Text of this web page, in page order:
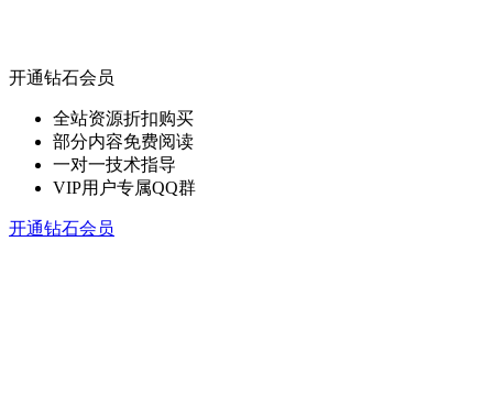
开通钻石会员
全站资源折扣购买
部分内容免费阅读
一对一技术指导
VIP用户专属QQ群
开通钻石会员